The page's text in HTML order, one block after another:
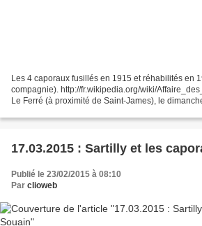
Les 4 caporaux fusillés en 1915 et réhabilités en
compagnie). http://fr.wikipedia.org/wiki/
Le Ferré (à proximité de Saint-James), le
17.03.2015 : Sartilly et les
Publié le 23/02/2015 à 08:10
Par clioweb